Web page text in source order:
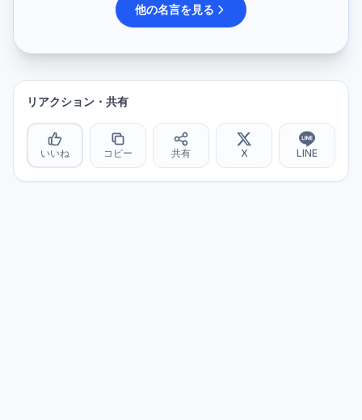
他の名言を見る
リアクション・共有
いいね コピー 共有 X LINE